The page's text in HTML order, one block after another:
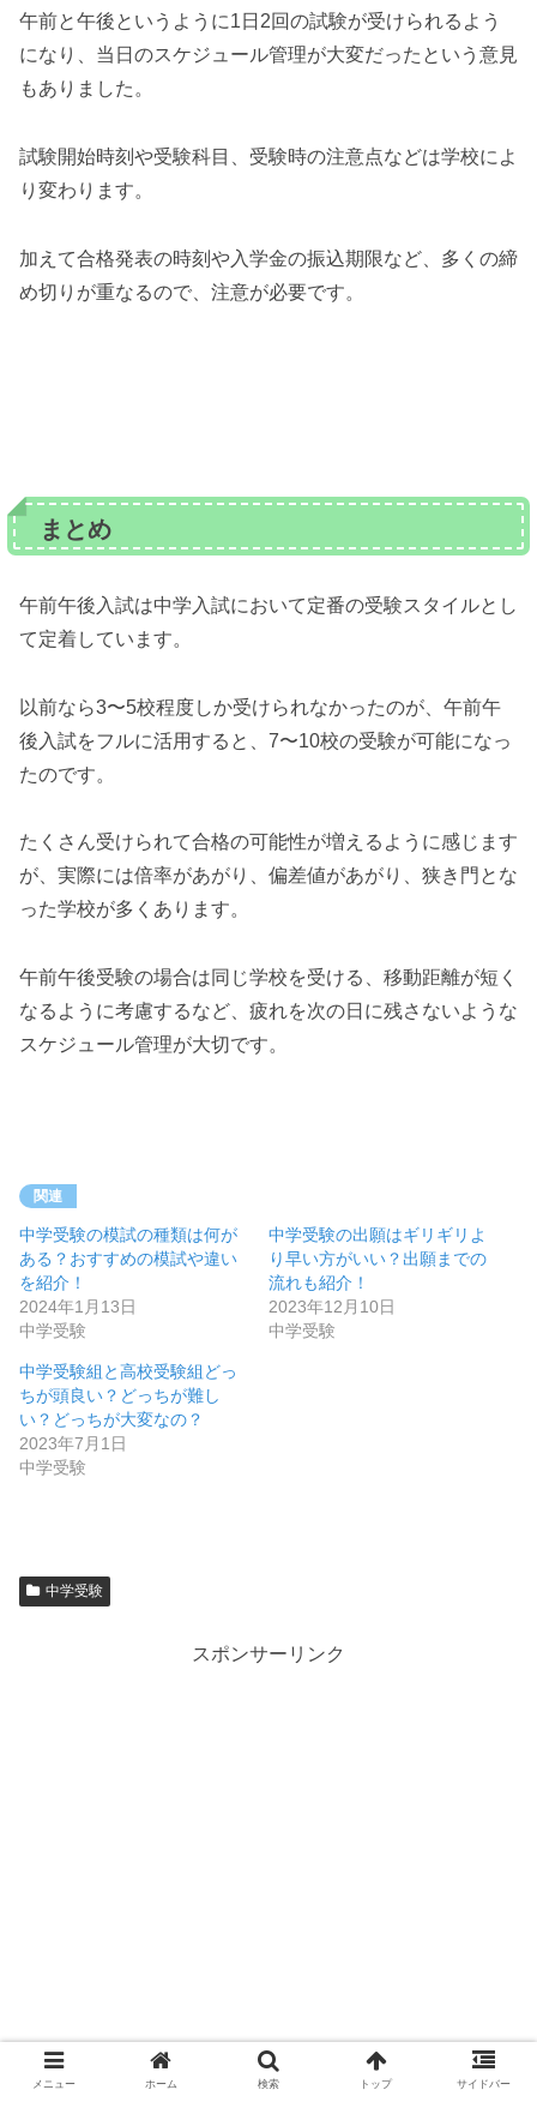
午前と午後というように1日2回の試験が受けられるよう
になり、当日のスケジュール管理が大変だったという意見
もありました。
試験開始時刻や受験科目、受験時の注意点などは学校によ
り変わります。
加えて合格発表の時刻や入学金の振込期限など、多くの締
め切りが重なるので、注意が必要です。
まとめ
午前午後入試は中学入試において定番の受験スタイルとし
て定着しています。
以前なら3〜5校程度しか受けられなかったのが、午前午
後入試をフルに活用すると、7〜10校の受験が可能になっ
たのです。
たくさん受けられて合格の可能性が増えるように感じます
が、実際には倍率があがり、偏差値があがり、狭き門とな
った学校が多くあります。
午前午後受験の場合は同じ学校を受ける、移動距離が短く
なるように考慮するなど、疲れを次の日に残さないような
スケジュール管理が大切です。
関連
中学受験の模試の種類は何が
ある？おすすめの模試や違い
を紹介！
2024年1月13日
中学受験
中学受験の出願はギリギリよ
り早い方がいい？出願までの
流れも紹介！
2023年12月10日
中学受験
中学受験組と高校受験組どっ
ちが頭良い？どっちが難し
い？どっちが大変なの？
2023年7月1日
中学受験
中学受験
スポンサーリンク
メニュー ホーム 検索 トップ サイドバー